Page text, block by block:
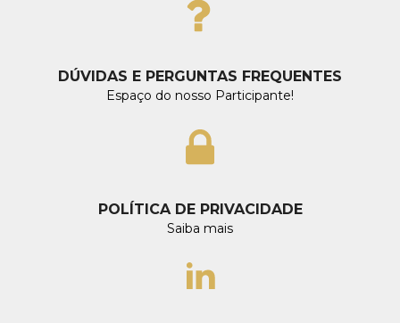
DÚVIDAS E PERGUNTAS FREQUENTES
Espaço do nosso Participante!
POLÍTICA DE PRIVACIDADE
Saiba mais